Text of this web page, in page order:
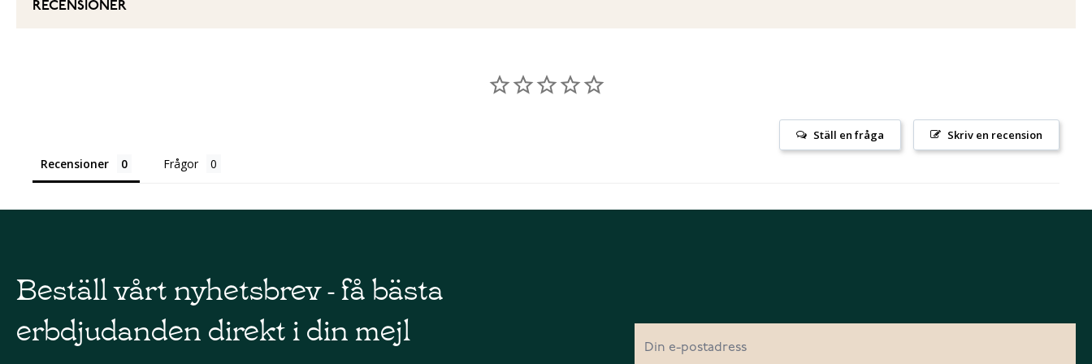
RECENSIONER
Skriv en recension
Ställ en fråga
Recensioner Frågor
Beställ vårt nyhetsbrev - få bästa
erbdjudanden direkt i din mejl